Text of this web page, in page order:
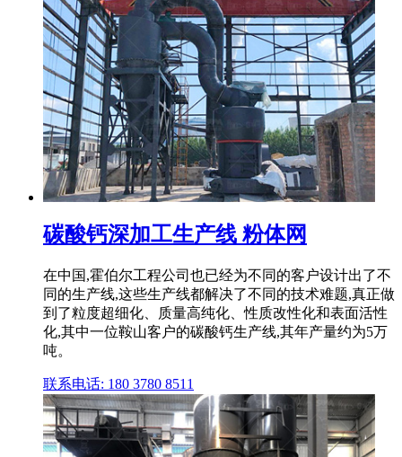
碳酸钙深加工生产线 粉体网
在中国,霍伯尔工程公司也已经为不同的客户设计出了不
同的生产线,这些生产线都解决了不同的技术难题,真正做
到了粒度超细化、质量高纯化、性质改性化和表面活性
化,其中一位鞍山客户的碳酸钙生产线,其年产量约为5万
吨。
联系电话: 180 3780 8511